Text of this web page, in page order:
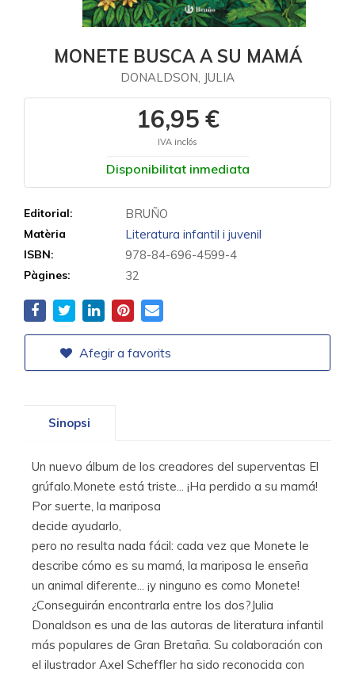
MONETE BUSCA A SU MAMÁ
DONALDSON, JULIA
16,95 €
IVA inclós
Disponibilitat inmediata
Editorial: BRUÑO
Matèria Literatura infantil i juvenil
ISBN: 978-84-696-4599-4
Pàgines: 32
Afegir a favorits
Sinopsi
Un nuevo álbum de los creadores del superventas El
grúfalo.Monete está triste... ¡Ha perdido a su mamá!
Por suerte, la mariposa
decide ayudarlo,
pero no resulta nada fácil: cada vez que Monete le
describe cómo es su mamá, la mariposa le enseña
un animal diferente... ¡y ninguno es como Monete!
¿Conseguirán encontrarla entre los dos?Julia
Donaldson es una de las autoras de literatura infantil
más populares de Gran Bretaña. Su colaboración con
el ilustrador Axel Scheffler ha sido reconocida con